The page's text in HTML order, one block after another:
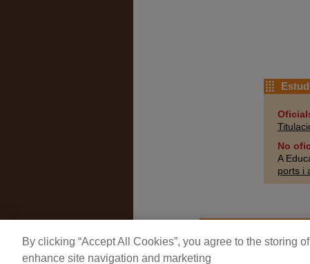
No
A
ports i
By clicking “Accept All Cookies”, you agree to the storing
enhance site navigation and marketing